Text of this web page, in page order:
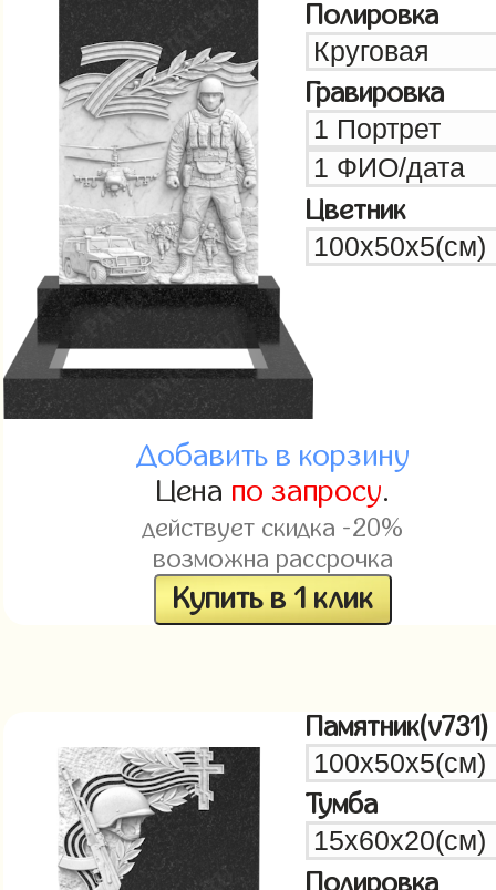
Полировка
Гравировка
Цветник
Добавить в корзину
Цена по запросу.
действует скидка -20%
возможна рассрочка
Купить в 1 клик
Памятник(v731)
Тумба
Полировка